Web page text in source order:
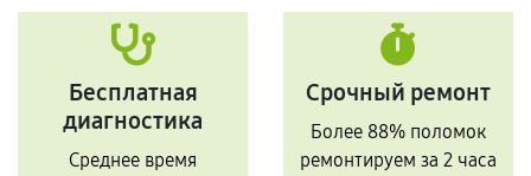
Бесплатная
диагностика
Среднее время
Срочный ремонт
Более 88% поломок
ремонтируем за 2 часа